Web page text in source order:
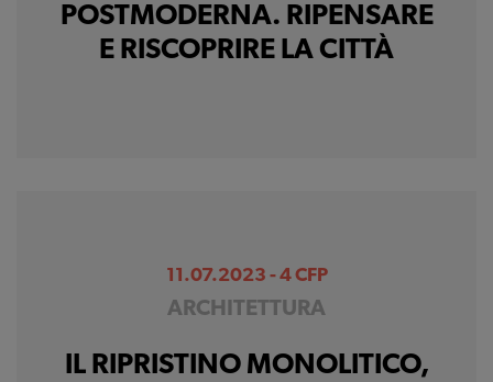
POSTMODERNA. RIPENSARE
E RISCOPRIRE LA CITTÀ
11.07.2023 - 4 CFP
ARCHITETTURA
IL RIPRISTINO MONOLITICO,